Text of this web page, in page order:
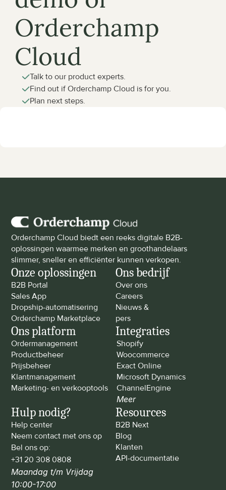
Orderchamp
Cloud
Talk to our product experts.
Find out if Orderchamp Cloud is for you.
Plan next steps.
Orderchamp Cloud biedt een reeks digitale B2B-
oplossingen waarmee merken en groothandelaars
slimmer, sneller en efficiënter kunnen verkopen.
Onze oplossingen
B2B Portal
Sales App
Dropship-automatisering
Orderchamp Marketplace
Ons bedrijf
Over ons
Careers
Nieuws &
pers
Ons platform
Ordermanagement
Productbeheer
Prijsbeheer
Klantmanagement
Marketing- en verkooptools
Integraties
Shopify
Woocommerce
Exact Online
Microsoft Dynamics
ChannelEngine
Meer
Hulp nodig?
Help center
Neem contact met ons op
Bel ons op:
+31 20 308 0808
Maandag t/m Vrijdag
10:00-17:00
Resources
B2B Next
Blog
Klanten
API-documentatie